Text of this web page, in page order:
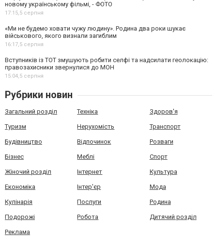
новому українському фільмі, - ФОТО
17:15,5 серпня
«Ми не будемо ховати чужу людину». Родина два роки шукає
військового, якого визнали загиблим
16:17,5 серпня
Вступників із ТОТ змушують робити селфі та надсилати геолокацію:
правозахисники звернулися до МОН
15:04,5 серпня
Рубрики новин
Загальний розділ Техніка Здоров'я
Туризм Нерухомість Транспорт
Будівництво Відпочинок Розваги
Бізнес Меблі Спорт
Жіночий розділ Інтернет Культура
Економіка Інтер'єр Мода
Кулінарія Послуги Родина
Подорожі Робота Дитячий розділ
Реклама